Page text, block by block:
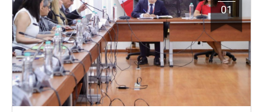
01